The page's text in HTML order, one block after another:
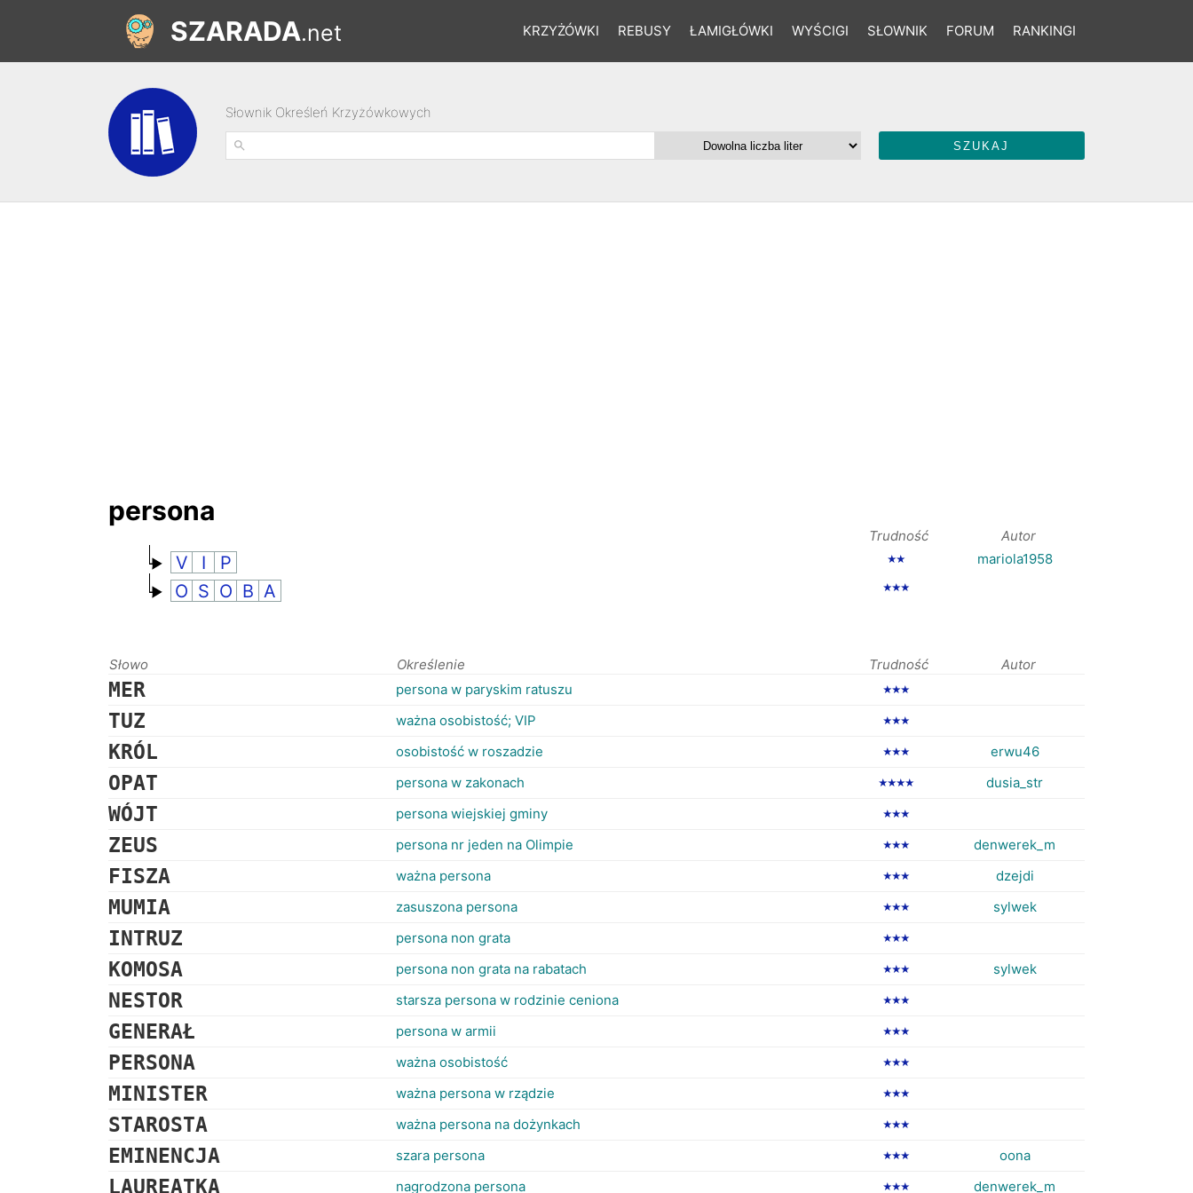
KRZYŻÓWKI REBUSY ŁAMIGŁÓWKI WYŚCIGI SŁOWNIK FORUM RANKINGI
SZARADA.net
Słownik Określeń Krzyżówkowych
persona
Trudność Autor
V I P ★★ mariola1958
O S O B A ★★★
Słowo Określenie Trudność Autor
MER persona w paryskim ratuszu ★★★
TUZ ważna osobistość; VIP ★★★
KRÓL osobistość w roszadzie ★★★ erwu46
OPAT persona w zakonach ★★★★ dusia_str
WÓJT persona wiejskiej gminy ★★★
ZEUS persona nr jeden na Olimpie ★★★ denwerek_m
FISZA ważna persona ★★★ dzejdi
MUMIA zasuszona persona ★★★ sylwek
INTRUZ persona non grata ★★★
KOMOSA persona non grata na rabatach ★★★ sylwek
NESTOR starsza persona w rodzinie ceniona ★★★
GENERAŁ persona w armii ★★★
PERSONA ważna osobistość ★★★
MINISTER ważna persona w rządzie ★★★
STAROSTA ważna persona na dożynkach ★★★
EMINENCJA szara persona ★★★ oona
LAUREATKA nagrodzona persona ★★★ denwerek_m